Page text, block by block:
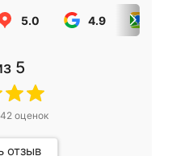
5.0 4.9
5
оценок
отзыв